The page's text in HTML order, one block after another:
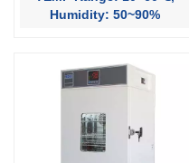
Humidity: 50~90%